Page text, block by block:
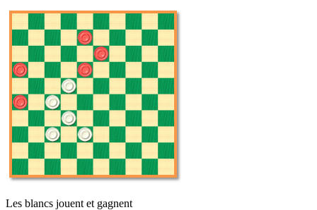
Les blancs jouent et gagnent